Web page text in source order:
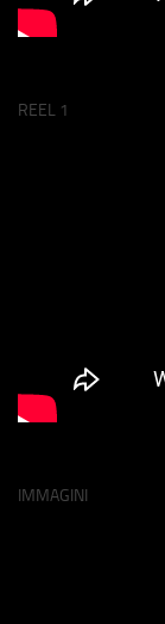
REEL 1
IMMAGINI